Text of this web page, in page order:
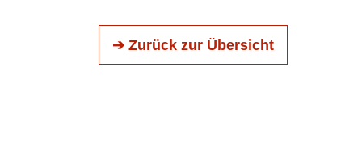
➔ Zurück zur Übersicht